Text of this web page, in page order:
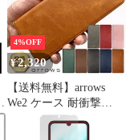
ット開閉式 ベルトなし
カードポケット Arrows
F-51E ケース アローズ
WE2 Plus
4%OFF
¥2,320
【送料無料】arrows
We2 ケース 耐衝撃
arrows We2 Plus ケース